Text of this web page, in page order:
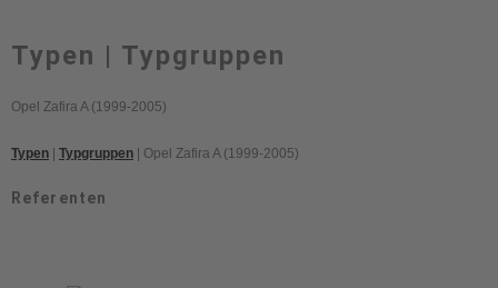
Typen | Typgruppen
Opel Zafira A (1999-2005)
Typen Typgruppen | Opel Zafira A (1999-2005)
Referenten